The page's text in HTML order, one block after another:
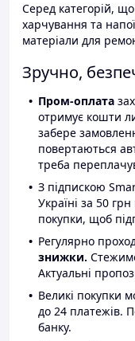
Серед категорій,
харчування та
матеріали для
Зручно,
Пром-оплата
отримує кошти
забере
повертаються
треба
З підпискою
Україні за 50
покупки, щоб
Регулярно
знижки.
Актуальні
Великі покупки
до 24 платежів.
банку.